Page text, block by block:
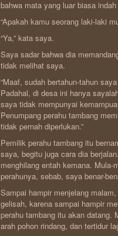
bahwa mata yang luar biasa
“Apakah kamu seorang laki-laki
“Ya,” kata saya.
Saya sadar bahwa dia
tidak melihat saya.
“Maaf, sudah bertahun-tahun
Padahal, di desa ini hanya
saya tidak mempunyai
Penumpang perahu tambang
tidak pernah diperlukan.”
Pemilik perahu tambang itu
saya, begitu juga cara dia
menghilang entah kemana.
perahunya, sebab, saya benar-
Sampai hampir menjelang
gelisah, karena sampai hampir
perahu tambang itu akan datang.
arah pohon rindang, dan tertidur